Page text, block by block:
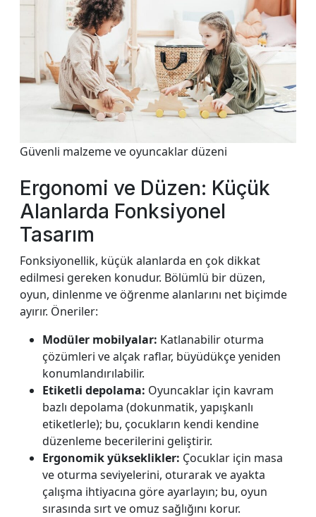
Güvenli malzeme ve oyuncaklar düzeni
Ergonomi ve Düzen: Küçük
Alanlarda Fonksiyonel
Tasarım
Fonksiyonellik, küçük alanlarda en çok dikkat
edilmesi gereken konudur. Bölümlü bir düzen,
oyun, dinlenme ve öğrenme alanlarını net biçimde
ayırır. Öneriler:
Modüler mobilyalar: Katlanabilir oturma
çözümleri ve alçak raflar, büyüdükçe yeniden
konumlandırılabilir.
Etiketli depolama: Oyuncaklar için kavram
bazlı depolama (dokunmatik, yapışkanlı
etiketlerle); bu, çocukların kendi kendine
düzenleme becerilerini geliştirir.
Ergonomik yükseklikler: Çocuklar için masa
ve oturma seviyelerini, oturarak ve ayakta
çalışma ihtiyacına göre ayarlayın; bu, oyun
sırasında sırt ve omuz sağlığını korur.